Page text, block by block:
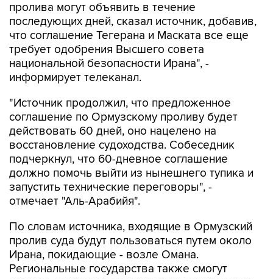
что соглашение Тегерана и Маската все еще
требует одобрения Высшего совета
национальной безопасности Ирана", -
информирует телеканал.
"Источник продолжил, что предложенное
действовать 60 дней, оно нацелено на
восстановление судоходства. Собеседник
подчеркнул, что 60-дневное соглашение
должно помочь выйти из нынешнего тупика и
запустить технические переговоры", -
отмечает "Аль-Арабийя".
По словам источника, входящие в Ормузский
Ирана, покидающие - возле Омана.
Региональные государства также смогут
принять участие в процессе разминирования
пролива.